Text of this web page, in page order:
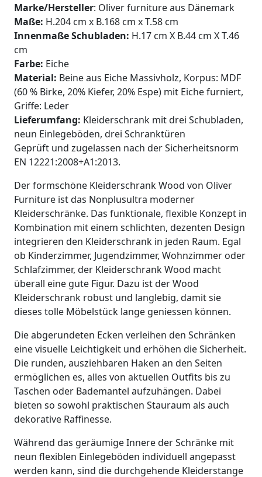
Marke/Hersteller: Oliver furniture aus Dänemark
Maße: H.204 cm x B.168 cm x T.58 cm
Innenmaße Schubladen: H.17 cm X B.44 cm X T.46
cm
Farbe: Eiche
Material: Beine aus Eiche Massivholz, Korpus: MDF
(60 % Birke, 20% Kiefer, 20% Espe) mit Eiche furniert,
Griffe: Leder
Lieferumfang: Kleiderschrank mit drei Schubladen,
neun Einlegeböden, drei Schranktüren
Geprüft und zugelassen nach der Sicherheitsnorm
EN 12221:2008+A1:2013.
Der formschöne Kleiderschrank Wood von Oliver
Furniture ist das Nonplusultra moderner
Kleiderschränke. Das funktionale, flexible Konzept in
Kombination mit einem schlichten, dezenten Design
integrieren den Kleiderschrank in jeden Raum. Egal
ob Kinderzimmer, Jugendzimmer, Wohnzimmer oder
Schlafzimmer, der Kleiderschrank Wood macht
überall eine gute Figur. Dazu ist der Wood
Kleiderschrank robust und langlebig, damit sie
dieses tolle Möbelstück lange geniessen können.
Die abgerundeten Ecken verleihen den Schränken
eine visuelle Leichtigkeit und erhöhen die Sicherheit.
Die runden, ausziehbaren Haken an den Seiten
ermöglichen es, alles von aktuellen Outfits bis zu
Taschen oder Bademantel aufzuhängen. Dabei
bieten so sowohl praktischen Stauraum als auch
dekorative Raffinesse.
Während das geräumige Innere der Schränke mit
neun flexiblen Einlegeböden individuell angepasst
werden kann, sind die durchgehende Kleiderstange